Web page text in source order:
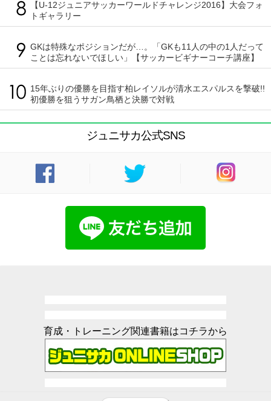
【U-12ジュニアサッカーワールドチャレンジ2016】大会フォ
トギャラリー
GKは特殊なポジションだが…。「GKも11人の中の1人だって
ことは忘れないでほしい」【サッカービギナーコーチ講座】
15年ぶりの優勝を目指す柏レイソルが清水エスパルスを撃破!!
初優勝を狙うサガン鳥栖と決勝で対戦
ジュニサカ公式SNS
育成・トレーニング関連書籍はコチラから